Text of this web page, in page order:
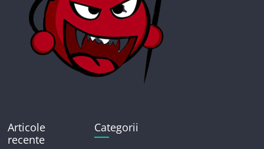
Articole
recente
Categorii